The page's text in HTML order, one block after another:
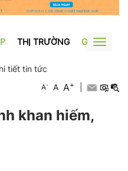
THỊ TRƯỜNG GƯƠNG
Toggle
tiết tin tức
A- A A+
khan hiếm,